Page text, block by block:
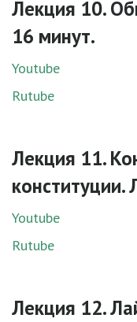
Лекция 10.
16 минут.
Youtube
Rutube
Лекция 11.
конституции.
Youtube
Rutube
Лекция 12.